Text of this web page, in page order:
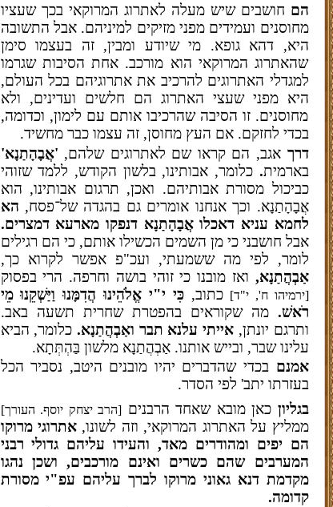
הם חושבים שיש מעלה לאתרוג המרוקאי בכך שעציו
מחוסנים ועמידים מפני מזיקים למיניהם. אבל התשובה
היא, דהא גופא. מי שיודע ומבין, זה בעצמו סימן
שהאתרוג המרוקאי הוא מורכב. אחת הסיבות שגרמו
למגדלי האתרוגים להרכיב את אתרוגיהם בכל העולם,
היא מפני שעצי האתרוג הם חלשים ועדינים, ולא
מחוסנים. זו הסיבה שהרכיבו אותם עם לימון, וכדומה,
בכדי לחזקם. אם העץ מחוסן, זה עצמו כבר מחשיד.
דרך אגב, הם קראו שם לאתרוגים שלהם, 'אֲבָהָתַנָא'
בארמית. כלומר, אבותינו, בלשון הקודש, ללמד שזוהי
כביכול מסורת אבותיהם. ואכן, תרגום אבותינו, הוא
אֲבָהָתַנָא. וכך אנחנו אומרים גם בהגדה של־פסח, הא
לחמא עניא דאכלו אֲבָהָתַנָא דנפקו מארעא דמצרים.
אבל חושבני כי מן השמים הכשילו אותם, כי הם רגילים
לומר, לפי מה ששמעתי, ועכ"פ אפשר לקרוא כך,
אַבְהֲתַנָא, ואז מובנו כי זוהי בושה וחרפה. הרי בפסוק
[ירמיהו ח', י"ד]כתוב,כִּי י"י אֱלֹהֵינוּ הֲדִמָּנוּ וַיַּשְׁקֵנוּ מֵי
רֹאשׁ. מה שקוראים בהפטרת שחרית תשעה באב.
ותרגם יונתן, אייתי עלנא תבר ואַבְהֲתַנָא. כלומר, הביא
עלינו שבר, ובייש אותנו. אַבְהֲתַנָא מלשון בַּהְתְּתָא.
אמנם בכדי שהדברים יהיו מובנים היטב, נסביר הכל
בעזרתו יתב' לפי הסדר.
בגליון כאן מובא שאחד הרבנים [הרב יצחק יוסף. העורך]
ממליץ על האתרוג המרוקאי, וזה לשונו,אתרוגי מרוקו
הם יפים ומהודרים מאד, והעידו עליהם גדולי רבני
המערבים שהם כשרים ואינם מורכבים, ושכן נהגו
מקדמת דנא גאוני מרוקו לברך עליהם עפ"י מסורת
קדומה.